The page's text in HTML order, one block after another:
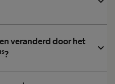
veranderd door het
?
expand_more